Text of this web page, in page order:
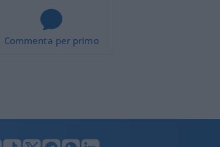
Commenta per primo